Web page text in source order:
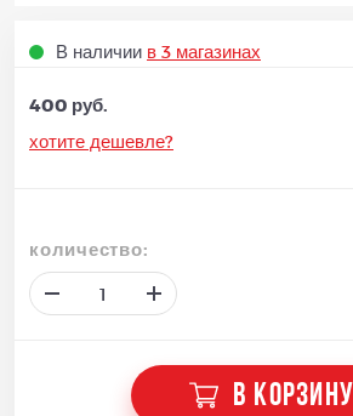
В наличии в 3 магазинах
400 руб.
хотите дешевле?
количество:
В КОРЗИНУ